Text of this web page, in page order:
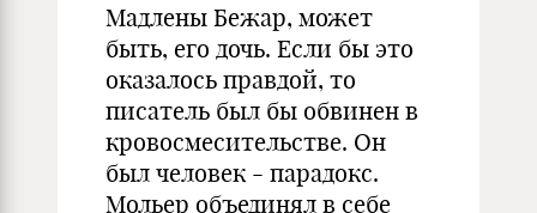
Мадлены Бежар, может
быть, его дочь. Если бы это
оказалось правдой, то
писатель был бы обвинен в
кровосмесительстве. Он
был человек - парадокс.
Мольер объединял в себе